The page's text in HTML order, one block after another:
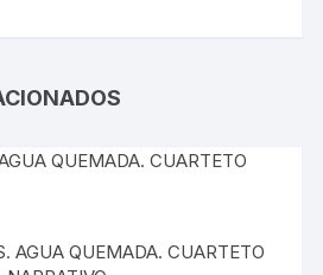
AGUA QUEMADA. CUARTETO